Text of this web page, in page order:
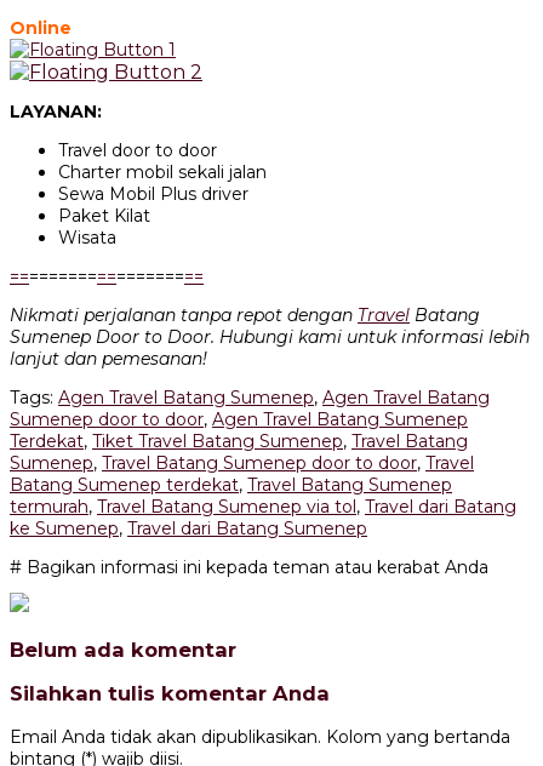
Online
LAYANAN:
Travel door to door
Charter mobil sekali jalan
Sewa Mobil Plus driver
Paket Kilat
Wisata
====================
Nikmati perjalanan tanpa repot dengan Travel Batang
Sumenep Door to Door. Hubungi kami untuk informasi lebih
lanjut dan pemesanan!
Tags: Agen Travel Batang Sumenep, Agen Travel Batang
Sumenep door to door, Agen Travel Batang Sumenep
Terdekat, Tiket Travel Batang Sumenep, Travel Batang
Sumenep, Travel Batang Sumenep door to door, Travel
Batang Sumenep terdekat, Travel Batang Sumenep
termurah, Travel Batang Sumenep via tol , Travel dari Batang
ke Sumenep, Travel dari Batang Sumenep
# Bagikan informasi ini kepada teman atau kerabat Anda
Belum ada komentar
Silahkan tulis komentar Anda
Email Anda tidak akan dipublikasikan. Kolom yang bertanda
bintang (*) wajib diisi.